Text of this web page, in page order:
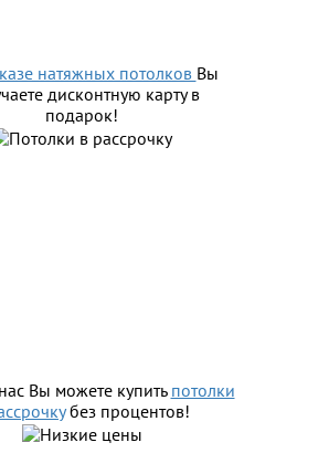
натяжных потолков Вы
дисконтную карту в
подарок!
Вы можете купить потолки
без процентов!